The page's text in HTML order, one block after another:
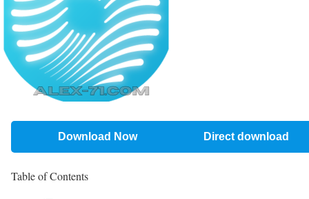
Download Now Direct download
Table of Contents